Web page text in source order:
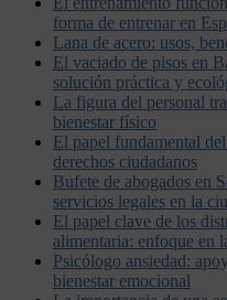
forma de entrenar en
Lana de acero: usos,
El vaciado de pisos en
solución práctica y
La figura del personal
bienestar físico
El papel fundamental
derechos ciudadanos
Bufete de abogados en
servicios legales en la
El papel clave de los
alimentaria: enfoque en
Psicólogo ansiedad:
bienestar emocional